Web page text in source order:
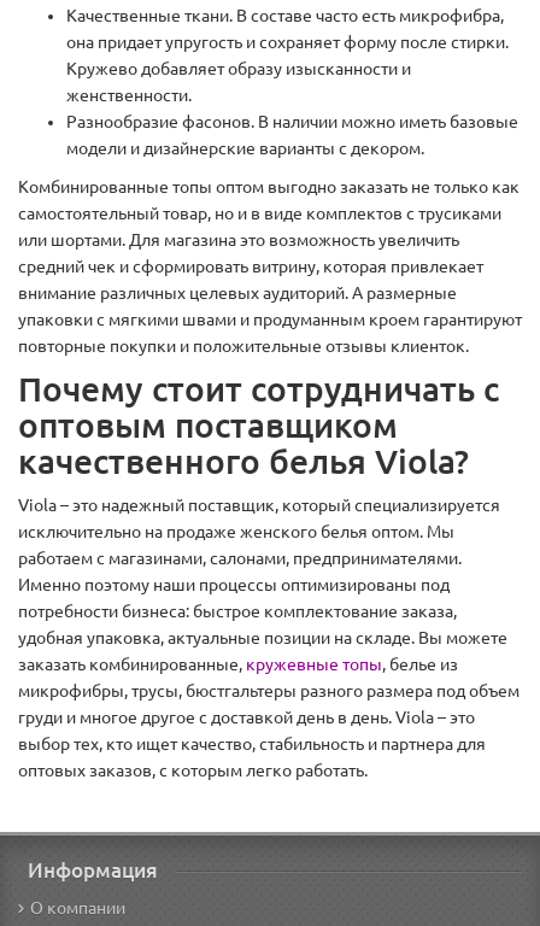
Качественные ткани. В составе часто есть микрофибра,
она придает упругость и сохраняет форму после стирки.
Кружево добавляет образу изысканности и
женственности.
Разнообразие фасонов. В наличии можно иметь базовые
модели и дизайнерские варианты с декором.
Комбинированные топы оптом выгодно заказать не только как
самостоятельный товар, но и в виде комплектов с трусиками
или шортами. Для магазина это возможность увеличить
средний чек и сформировать витрину, которая привлекает
внимание различных целевых аудиторий. А размерные
упаковки с мягкими швами и продуманным кроем гарантируют
повторные покупки и положительные отзывы клиенток.
Почему стоит сотрудничать с
оптовым поставщиком
качественного белья Viola?
Viola – это надежный поставщик, который специализируется
исключительно на продаже женского белья оптом. Мы
работаем с магазинами, салонами, предпринимателями.
Именно поэтому наши процессы оптимизированы под
потребности бизнеса: быстрое комплектование заказа,
удобная упаковка, актуальные позиции на складе. Вы можете
заказать комбинированные, кружевные топы, белье из
микрофибры, трусы, бюстгальтеры разного размера под объем
груди и многое другое с доставкой день в день. Viola – это
выбор тех, кто ищет качество, стабильность и партнера для
оптовых заказов, с которым легко работать.
Информация
О компании